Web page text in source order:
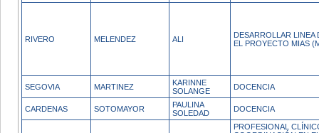
RIVERO MELENDEZ ALI
DESARROLLAR LINEA
EL PROYECTO MIAS
SEGOVIA MARTINEZ
KARINNE
SOLANGE
DOCENCIA
CARDENAS SOTOMAYOR
PAULINA
SOLEDAD
DOCENCIA
PROFESIONAL